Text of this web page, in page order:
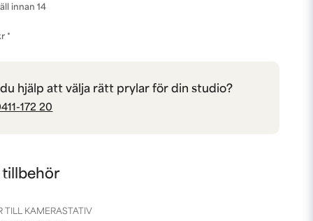
innan 14
*
du hjälp att välja rätt prylar för din studio?
172 20
tillbehör
TILL KAMERASTATIV